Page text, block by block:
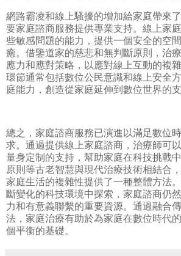
網路霸凌和線上騷擾的增加給家庭帶來
要家庭諮商服務提供專業支持。線上家
些敏感問題的能力，提供一個安全的空
癒。借鑒道家的慈悲和無判斷原則，治
應力和應對策略，以應對線上互動的複
環節通常包括數位公民意識和線上安全
庭能力，創造從家庭延伸到數位世界的支
總之，家庭諮商服務已演進以滿足數位
求。通過提供線上家庭諮商，治療師可
量身定制的支持，幫助家庭在科技挑戰
原則等古老智慧與現代治療技術相結合
家庭生活的複雜性提供了一種整體方法
斷變化的科技環境中探索，家庭諮商仍
力和有意義聯繫的重要資源。通過融合
法，家庭治療有助於為家庭在數位時代
個平衡的基礎。